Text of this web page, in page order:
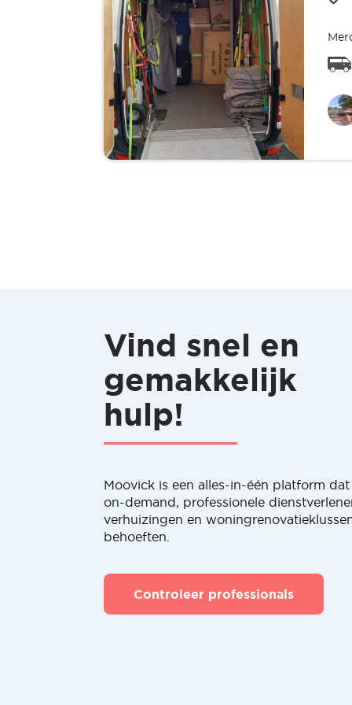
Vind snel en
gemakkelijk
hulp!
Moovick is een alles-in-één platform
on-demand, professionele
verhuizingen en
behoeften.
Controleer professionals